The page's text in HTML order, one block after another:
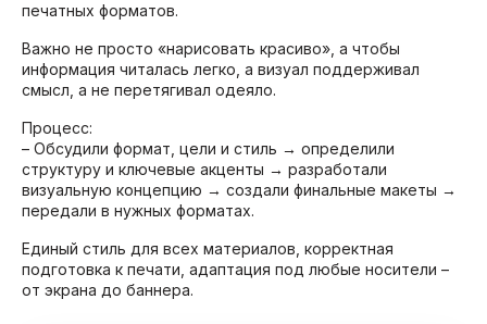
печатных форматов.
Важно не просто «нарисовать красиво», а чтобы
информация читалась легко, а визуал поддерживал
смысл, а не перетягивал одеяло.
Процесс:
– Обсудили формат, цели и стиль → определили
структуру и ключевые акценты → разработали
визуальную концепцию → создали финальные макеты →
передали в нужных форматах.
Единый стиль для всех материалов, корректная
подготовка к печати, адаптация под любые носители –
от экрана до баннера.